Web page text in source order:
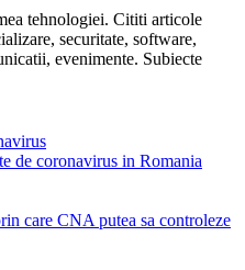
tehnologiei. Cititi articole
securitate, software,
evenimente. Subiecte
de coronavirus in Romania
care CNA putea sa controleze